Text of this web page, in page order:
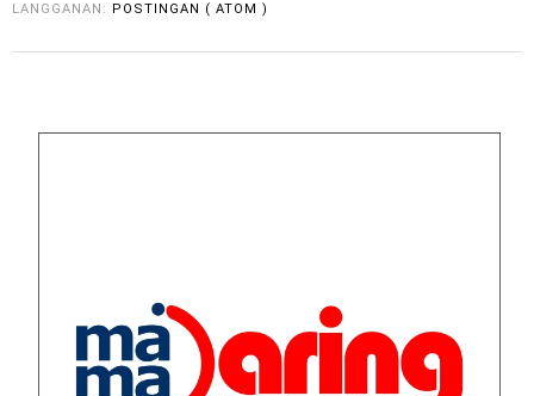
LANGGANAN: POSTINGAN ( ATOM )